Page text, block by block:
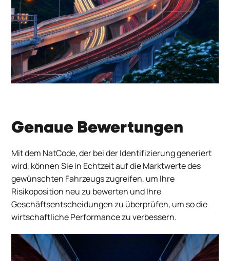
Genaue Bewertungen
Mit dem NatCode, der bei der Identifizierung generiert
wird, können Sie in Echtzeit auf die Marktwerte des
gewünschten Fahrzeugs zugreifen, um Ihre
Risikoposition neu zu bewerten und Ihre
Geschäftsentscheidungen zu überprüfen, um so die
wirtschaftliche Performance zu verbessern.